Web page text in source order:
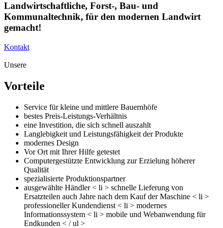
Landwirtschaftliche, Forst-, Bau- und
Kommunaltechnik, für den modernen Landwirt
gemacht!
Kontakt
Unsere
Vorteile
Service für kleine und mittlere Bauernhöfe
bestes Preis-Leistungs-Verhältnis
eine Investition, die sich schnell auszahlt
Langlebigkeit und Leistungsfähigkeit der Produkte
modernes Design
Vor Ort mit Ihrer Hilfe getestet
Computergestützte Entwicklung zur Erzielung höherer
Qualität
spezialisierte Produktionspartner
ausgewählte Händler< li > schnelle Lieferung von
Ersatzteilen auch Jahre nach dem Kauf der Maschine < li >
professioneller Kundendienst < li > modernes
Informationssystem < li > mobile und Webanwendung für
Endkunden < / ul >